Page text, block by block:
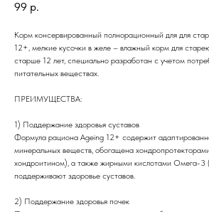
99 р.
Корм консервированный полнорационный для для
12+, мелкие кусочки в желе – влажный корм для
старше 12 лет, специально разработан с учетом
питательных веществах.
ПРЕИМУЩЕСТВА:
1) Поддержание здоровья суставов
Формула рациона Ageing 12+ содержит
минеральных веществ, обогащена
хондроитином), а также жирными кислотами Омега-3
поддерживают здоровье суставов.
2) Поддержание здоровья почек